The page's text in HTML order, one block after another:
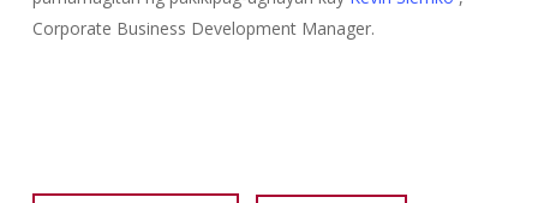
Corporate Business Development Manager.